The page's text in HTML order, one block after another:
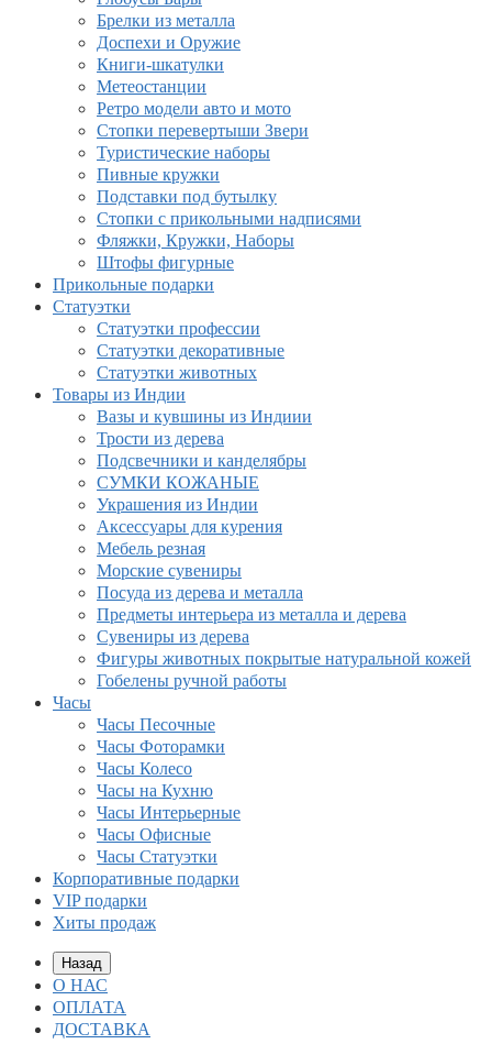
Брелки из металла
Доспехи и Оружие
Книги-шкатулки
Метеостанции
Ретро модели авто и мото
Стопки перевертыши Звери
Туристические наборы
Пивные кружки
Подставки под бутылку
Стопки с прикольными надписями
Фляжки, Кружки, Наборы
Штофы фигурные
Прикольные подарки
Статуэтки
Статуэтки профессии
Статуэтки декоративные
Статуэтки животных
Товары из Индии
Вазы и кувшины из Индиии
Трости из дерева
Подсвечники и канделябры
СУМКИ КОЖАНЫЕ
Украшения из Индии
Аксессуары для курения
Мебель резная
Морские сувениры
Посуда из дерева и металла
Предметы интерьера из металла и дерева
Сувениры из дерева
Фигуры животных покрытые натуральной кожей
Гобелены ручной работы
Часы
Часы Песочные
Часы Фоторамки
Часы Колесо
Часы на Кухню
Часы Интерьерные
Часы Офисные
Часы Статуэтки
Корпоративные подарки
VIP подарки
Хиты продаж
Назад
О НАС
ОПЛАТА
ДОСТАВКА